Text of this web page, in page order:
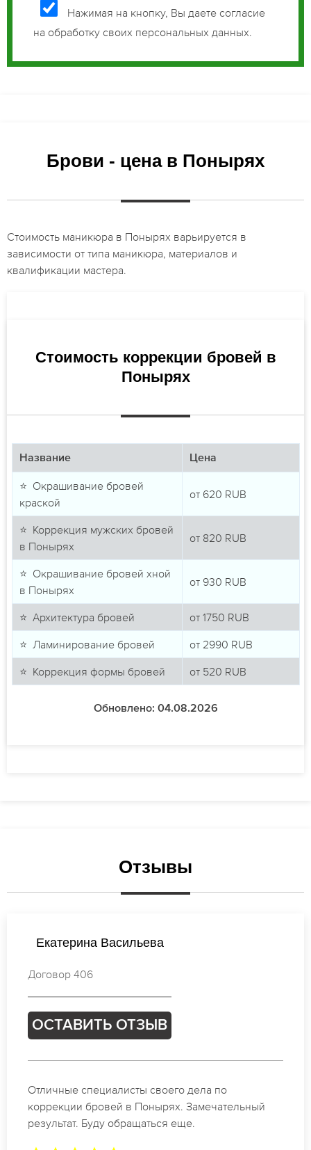
Нажимая на кнопку, Вы даете согласие
на обработку своих персональных данных.
Брови - цена в Понырях
Стоимость маникюра в Понырях варьируется в
зависимости от типа маникюра, материалов и
квалификации мастера.
Стоимость коррекции бровей в
Понырях
Название Цена
⭐ Окрашивание бровей
краской
от 620 RUB
⭐ Коррекция мужских бровей
в Понырях
от 820 RUB
⭐ Окрашивание бровей хной
в Понырях
от 930 RUB
⭐ Архитектура бровей от 1750 RUB
⭐ Ламинирование бровей от 2990 RUB
⭐ Коррекция формы бровей от 520 RUB
Обновлено: 04.08.2026
Отзывы
Васильева
406
ОТЗЫВ
специалисты своего дела по
бровей в Понырях. Замечательный
Буду обращаться еще.